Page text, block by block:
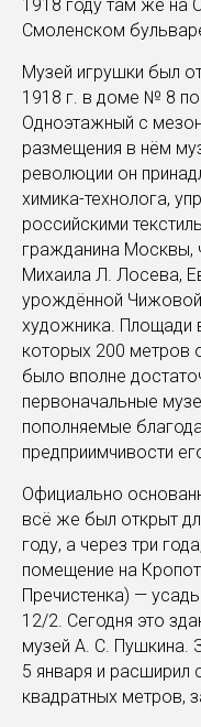
1918 году там же на
Смоленском
Музей игрушки был
1918 г. в доме № 8
Одноэтажный с
размещения в нём
революции он
химика-технолога,
российскими
гражданина Москвы,
Михаила Л. Лосева,
урождённой
художника. Площади
которых 200 метров
было вполне
первоначальные
пополняемые
предприимчивости
Официально
всё же был открыт
году, а через три
помещение на
Пречистенка) —
12/2. Сегодня это
музей А. С. Пушкина.
5 января и расширил
квадратных метров,